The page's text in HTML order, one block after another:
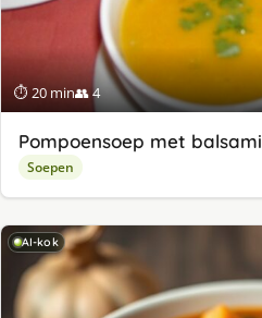
⏱ 20 min👥 4
Pompoensoep met
Soepen
AI-kok